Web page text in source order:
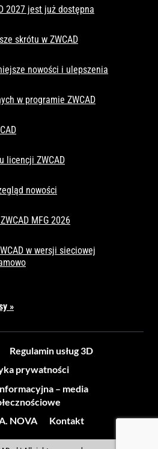
2027 jest już dostępna
skrótu w ZWCAD
nowości i ulepszenia
w programie ZWCAD
licencji ZWCAD
nowości
MFG 2026
w wersji sieciowej
»
Regulamin usług 3D
prywatności
– media
NOVA
Kontakt